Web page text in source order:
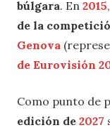
búlgara. En 2015
de la
Genova
de Eurovisión
Como punto de
edición de 2027